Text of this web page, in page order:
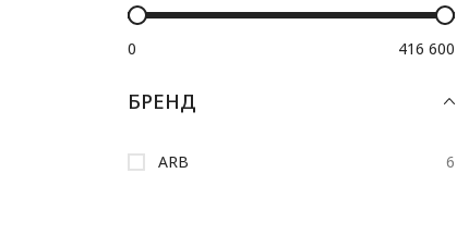
0 416 600
БРЕНД
ARB 6